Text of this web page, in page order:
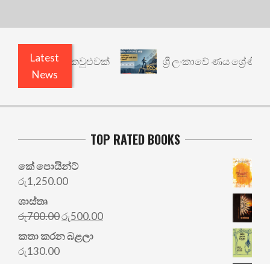
Latest
News
කවුළුවක් ශ්‍රී ලංකාවේ ණය ශ්‍රේණිගත
TOP RATED BOOKS
කේ පොයින්ට්
රු1,250.00
ශාස්තෘ
රු700.00Original
price
was:
රු500.00Current
කතා කරන බළලා
රු130.00